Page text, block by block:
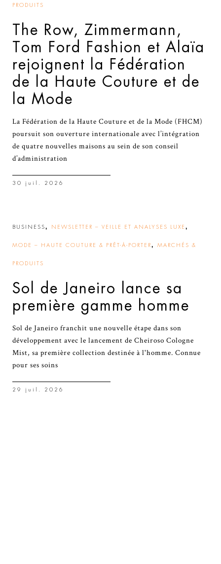
PRODUITS
The Row, Zimmermann,
Tom Ford Fashion et Alaïa
rejoignent la Fédération
de la Haute Couture et de
la Mode
La Fédération de la Haute Couture et de la Mode (FHCM)
poursuit son ouverture internationale avec l’intégration
de quatre nouvelles maisons au sein de son conseil
d’administration
30 juil. 2026
BUSINESS, NEWSLETTER – VEILLE ET ANALYSES LUXE ,
MODE – HAUTE COUTURE & PRÊT-À-PORTER, MARCHÉS &
PRODUITS
Sol de Janeiro lance sa
première gamme homme
Sol de Janeiro franchit une nouvelle étape dans son
développement avec le lancement de Cheiroso Cologne
Mist, sa première collection destinée à l'homme. Connue
pour ses soins
29 juil. 2026